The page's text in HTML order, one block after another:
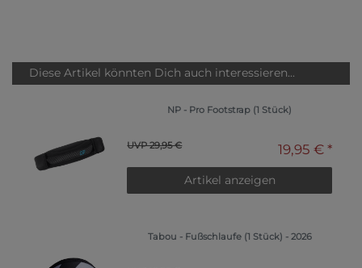
Diese Artikel könnten Dich auch interessieren...
NP - Pro Footstrap (1 Stück)
UVP 29,95 € 19,95 € *
Artikel anzeigen
Tabou - Fußschlaufe (1 Stück) - 2026